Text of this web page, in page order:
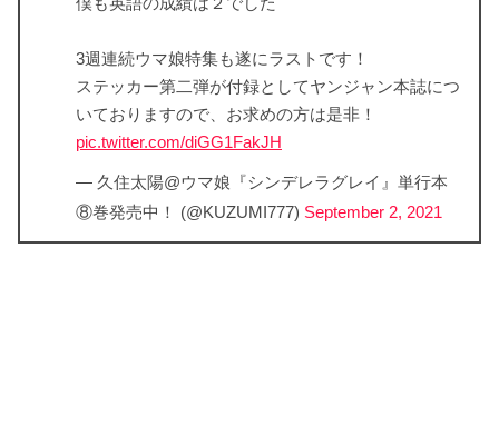
3週連続ウマ娘特集も遂にラストです！
ステッカー第二弾が付録としてヤンジャン本誌につ
いておりますので、お求めの方は是非！
pic.twitter.com/diGG1FakJH
— 久住太陽@ウマ娘『シンデレラグレイ』単行本
⑧巻発売中！ (@KUZUMI777) September 2, 2021